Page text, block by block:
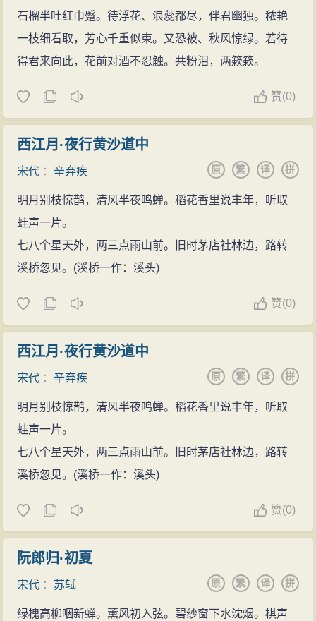
石榴半吐红巾蹙。待浮花、浪蕊都尽，伴君幽独。秾艳
一枝细看取，芳心千重似束。又恐被、秋风惊绿。若待
得君来向此，花前对酒不忍触。共粉泪，两簌簌。
赞(0)
西江月·夜行黄沙道中
宋代 ：辛弃疾 拼
译
繁
原
明月别枝惊鹊，清风半夜鸣蝉。稻花香里说丰年，听取
蛙声一片。
七八个星天外，两三点雨山前。旧时茅店社林边，路转
溪桥忽见。(溪桥一作：溪头)
赞(0)
西江月·夜行黄沙道中
宋代 ：辛弃疾 拼
译
繁
原
明月别枝惊鹊，清风半夜鸣蝉。稻花香里说丰年，听取
蛙声一片。
七八个星天外，两三点雨山前。旧时茅店社林边，路转
溪桥忽见。(溪桥一作：溪头)
赞(0)
阮郎归·初夏
宋代 ： 苏轼 拼
译
繁
原
绿槐高柳咽新蝉。薰风初入弦。碧纱窗下水沈烟。棋声